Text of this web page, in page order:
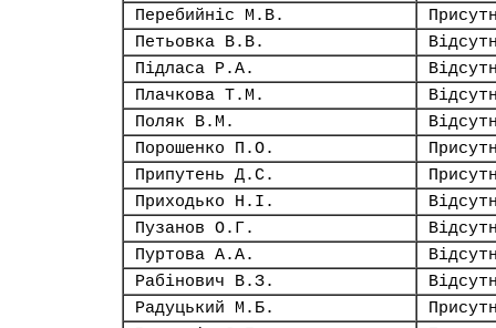
Перебийніс М.В.
Петьовка В.В.
Підласа Р.А.
Плачкова Т.М.
Поляк В.М.
Порошенко П.О.
Припутень Д.С.
Приходько Н.І.
Пузанов О.Г.
Пуртова А.А.
Рабінович В.З.
Радуцький М.Б.